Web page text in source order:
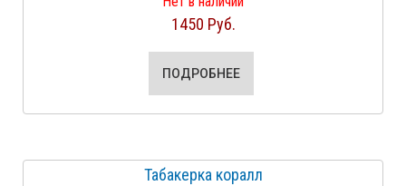
1450 Руб.
ПОДРОБНЕЕ
Табакерка коралл